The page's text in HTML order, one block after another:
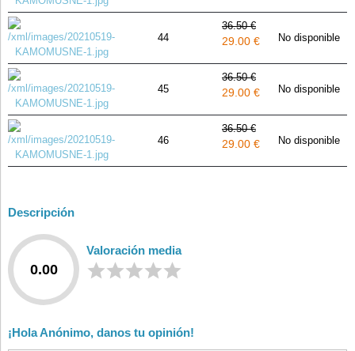
44
36.50 €
29.00 € No disponible
45
36.50 €
29.00 € No disponible
46
36.50 €
29.00 € No disponible
Descripción
0.00
Valoración media
¡Hola Anónimo, danos tu opinión!